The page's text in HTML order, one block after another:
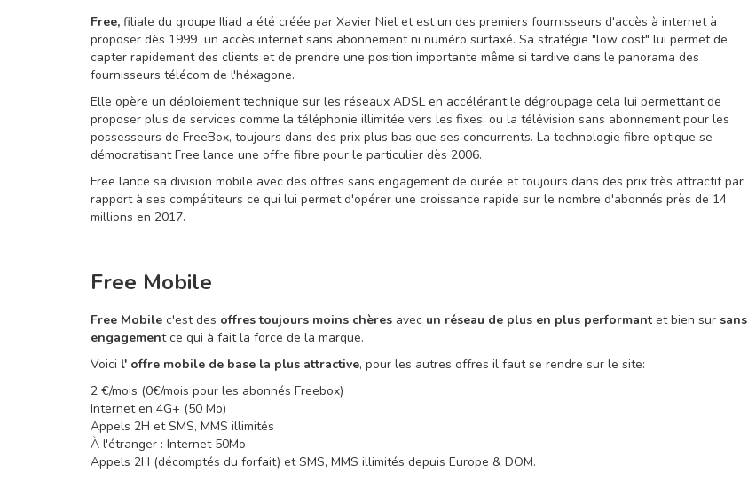
Free, filiale du groupe Iliad a été créée par Xavier Niel et est un des premiers fournisseurs d'accès à internet à
proposer dès 1999 un accès internet sans abonnement ni numéro surtaxé. Sa stratégie "low cost" lui permet de
capter rapidement des clients et de prendre une position importante même si tardive dans le panorama des
fournisseurs télécom de l'héxagone.
Elle opère un déploiement technique sur les réseaux ADSL en accélérant le dégroupage cela lui permettant de
proposer plus de services comme la téléphonie illimitée vers les fixes, ou la télévision sans abonnement pour les
possesseurs de FreeBox, toujours dans des prix plus bas que ses concurrents. La technologie fibre optique se
démocratisant Free lance une offre fibre pour le particulier dès 2006.
Free lance sa division mobile avec des offres sans engagement de durée et toujours dans des prix très attractif par
rapport à ses compétiteurs ce qui lui permet d'opérer une croissance rapide sur le nombre d'abonnés près de 14
millions en 2017.
Free Mobile
Free Mobile c'est des offres toujours moins chères avec un réseau de plus en plus performant et bien sur sans
engagement ce qui à fait la force de la marque.
Voici l' offre mobile de base la plus attractive, pour les autres offres il faut se rendre sur le site:
2 €/mois (0€/mois pour les abonnés Freebox)
Internet en 4G+ (50 Mo)
Appels 2H et SMS, MMS illimités
À l'étranger : Internet 50Mo
Appels 2H (décomptés du forfait) et SMS, MMS illimités depuis Europe & DOM.